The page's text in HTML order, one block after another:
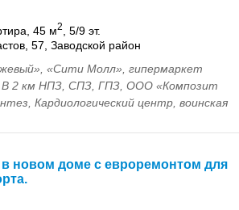
45 м2
, 5/9 эт.
57, Заводской район
«Сити Молл», гипермаркет
В 2 км НПЗ, СПЗ, ГПЗ, ООО «Композит
Кардиологический центр, воинская
новом доме с евроремонтом для